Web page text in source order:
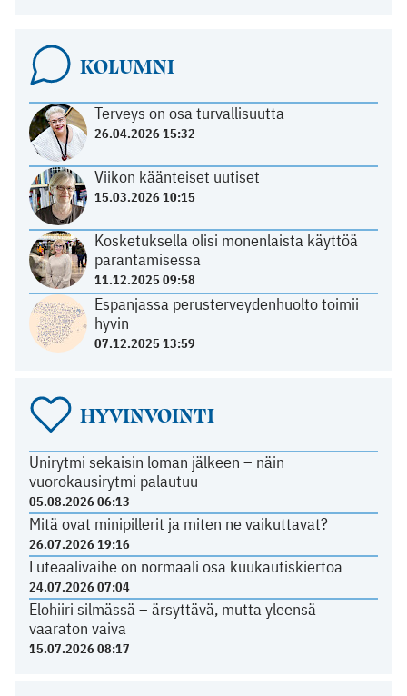
KOLUMNI
Terveys on osa turvallisuutta
26.04.2026 15:32
Viikon käänteiset uutiset
15.03.2026 10:15
Kosketuksella olisi monenlaista käyttöä
parantamisessa
11.12.2025 09:58
Espanjassa perusterveydenhuolto toimii
hyvin
07.12.2025 13:59
HYVINVOINTI
Unirytmi sekaisin loman jälkeen – näin
vuorokausirytmi palautuu
05.08.2026 06:13
Mitä ovat minipillerit ja miten ne vaikuttavat?
26.07.2026 19:16
Luteaalivaihe on normaali osa kuukautiskiertoa
24.07.2026 07:04
Elohiiri silmässä – ärsyttävä, mutta yleensä
vaaraton vaiva
15.07.2026 08:17